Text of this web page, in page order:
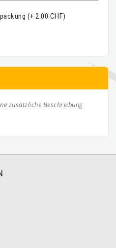
(+ 2.00 CHF)
zusätzliche Beschreibung